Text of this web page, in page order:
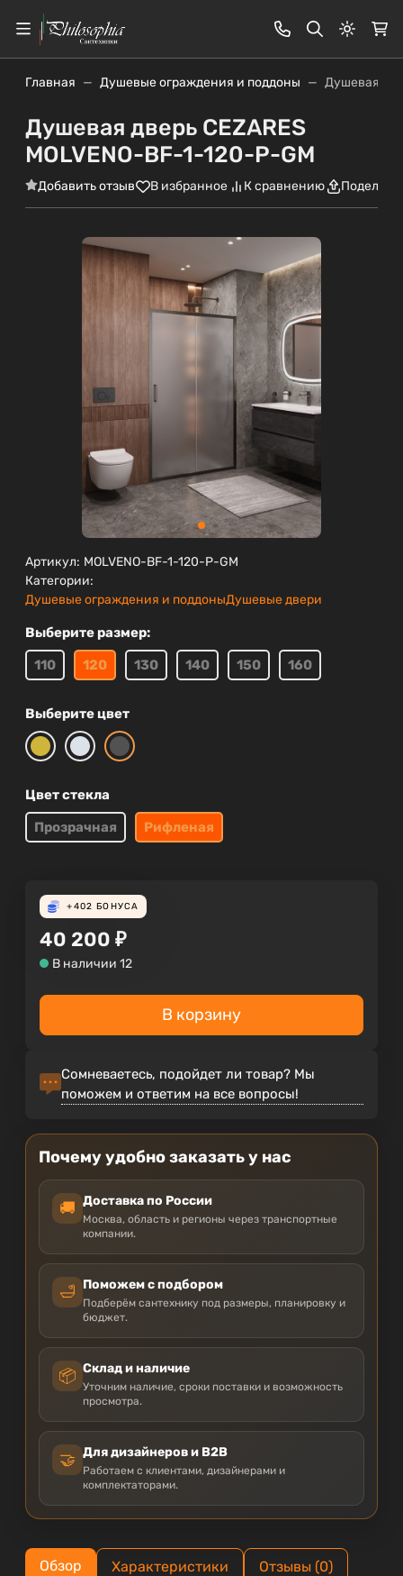
Главная Душевые ограждения и поддоны Душевая
Душевая дверь CEZARES
MOLVENO-BF-1-120-P-GM
Добавить отзыв В избранное К сравнению
Артикул: MOLVENO-BF-1-120-P-GM
Категории:
Душевые ограждения и поддоныДушевые двери
Выберите размер:
110
120 130 140 150 160
Выберите цвет
Цвет стекла
Прозрачная
Рифленая
+402 БОНУСА
40 200 ₽
В наличии 12
В корзину
Сомневаетесь, подойдет ли товар? Мы
поможем и ответим на все вопросы!
Почему удобно заказать у нас
🚚 Доставка по России
Москва, область и регионы через транспортные
компании.
🛁 Поможем с подбором
Подберём сантехнику под размеры, планировку и
бюджет.
📦 Склад и наличие
Уточним наличие, сроки поставки и возможность
просмотра.
🤝 Для дизайнеров и B2B
Работаем с клиентами, дизайнерами и
комплектаторами.
Обзор Характеристики Отзывы (0)